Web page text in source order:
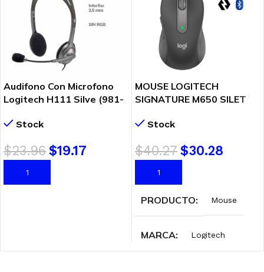
Audifono Con Microfono
Logitech H111 Silve (981-
Stock
$23.96$19.17
AÑADIR AL CARRITO
MOUSE LOGITECH
SIGNATURE M650 SILET
BLACK (910-006250)
Stock
$40.27$30.28
AÑADIR AL CARRITO
PRODUCTO Mouse
MARCA Logitech